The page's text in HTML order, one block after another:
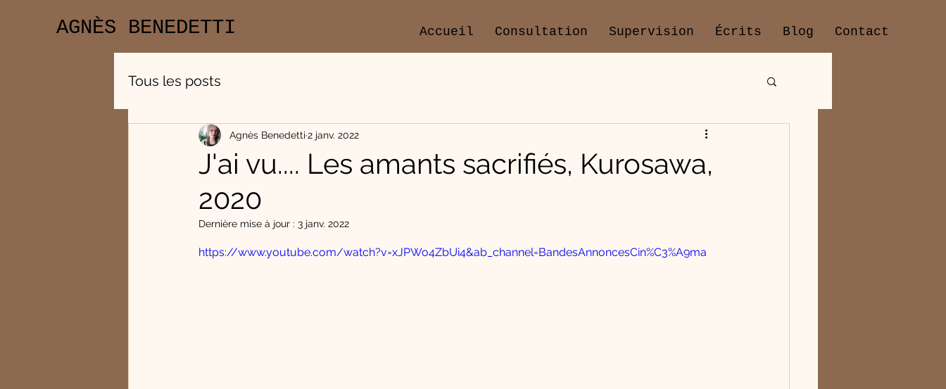
AGNÈS BENEDETTI Accueil Consultation Supervision Écrits Blog Contact
Tous les posts
J'ai vu.... Les amants sacrifiés, Kurosawa,
2020
Agnès Benedetti 2 janv. 2022
Dernière mise à jour : 3 janv. 2022
https://www.youtube.com/watch?v=xJPWo4ZbUi4&ab_channel=BandesAnnoncesCin%C3%A9ma